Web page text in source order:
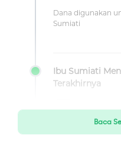
Dana digunakan
Sumiati
Ibu Sumiati
Terakhirnya
Baca